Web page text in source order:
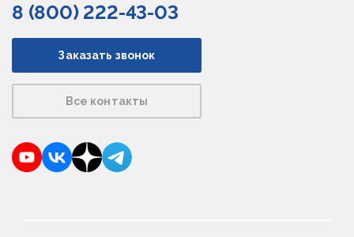
8 (800) 222-43-03
Заказать звонок
Все контакты
YouTubeVKontakte
DzenTelegram